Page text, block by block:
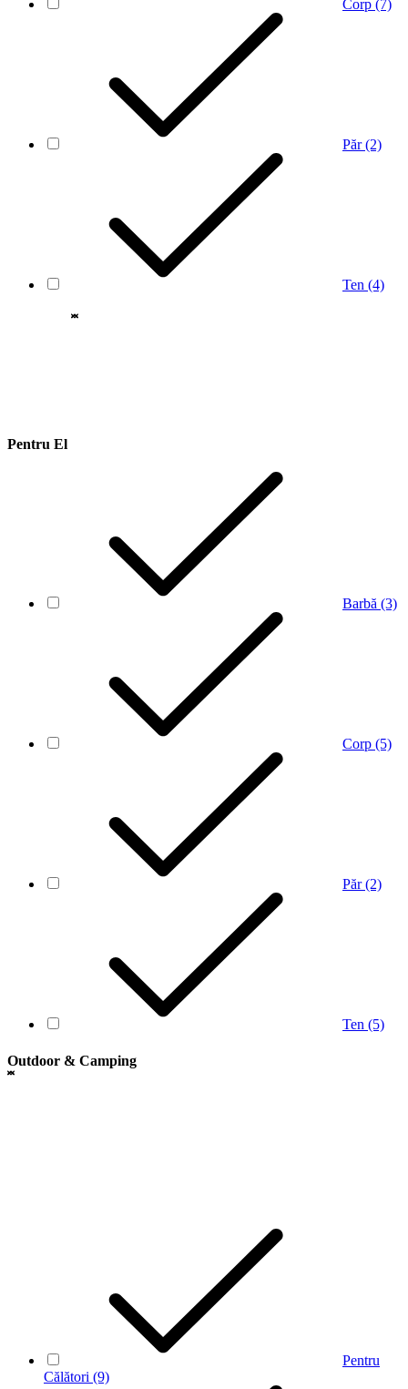
Corp (7)
Păr(2)
Ten (4)
Pentru El
Barbă (3)
Corp (5)
Păr(2)
Ten (5)
Outdoor & Camping
Pentru
Călători (9)